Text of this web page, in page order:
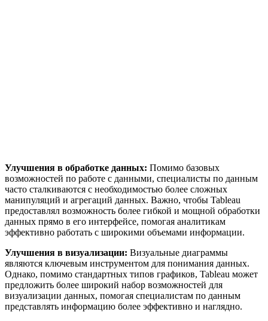
Улучшения в обработке данных: Помимо базовых
возможностей по работе с данными, специалисты по данным
часто сталкиваются с необходимостью более сложных
манипуляций и агрегаций данных. Важно, чтобы Tableau
предоставлял возможность более гибкой и мощной обработки
данных прямо в его интерфейсе, помогая аналитикам
эффективно работать с широкими объемами информации.
Улучшения в визуализации: Визуальные диаграммы
являются ключевым инструментом для понимания данных.
Однако, помимо стандартных типов графиков, Tableau может
предложить более широкий набор возможностей для
визуализации данных, помогая специалистам по данным
представлять информацию более эффективно и наглядно.